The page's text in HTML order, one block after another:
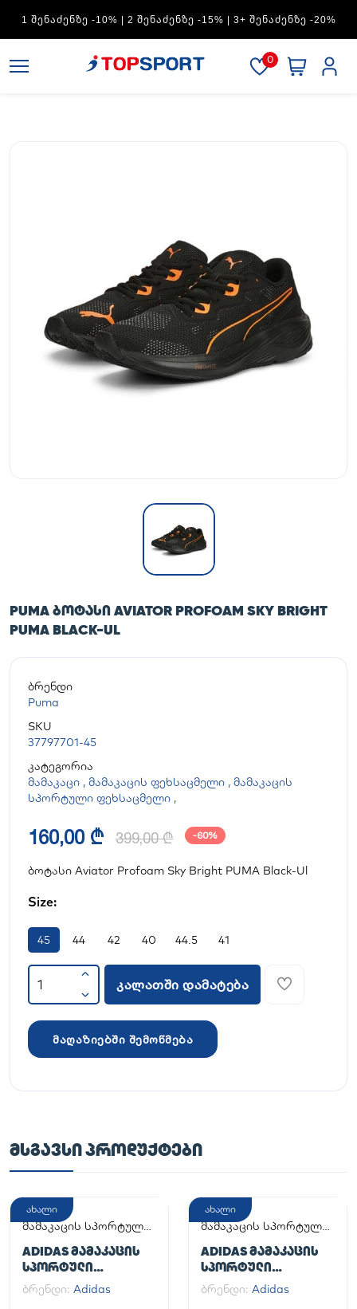
ᲨᲔᲜᲐᲫᲔᲜᲖᲔ -30%
0
PUMA ᲑᲝᲢᲐᲡᲘ AVIATOR PROFOAM SKY BRIGHT
PUMA BLACK-UL
ბრენდი
Puma
SKU
37797701-45
კატეგორია
მამაკაცი , მამაკაცის ფეხსაცმელი , მამაკაცის
სპორტული ფეხსაცმელი ,
160,00 ₾ 399,00 ₾ -60%
ბოტასი Aviator Profoam Sky Bright PUMA Black-Ul
Size:
45 44 42 40 44.5 41
კალათში დამატება
მაღაზიებში შემოწმება
ᲛᲡᲒᲐᲕᲡᲘ ᲞᲠᲝᲓᲣᲥᲢᲔᲑᲘ
ახალი
მამაკაცის სპორტული
ADIDAS ᲛᲐᲛᲐᲙᲐᲪᲘᲡ
ᲡᲞᲝᲠᲢᲣᲚᲘ
ᲤᲔᲮᲡᲐᲪᲛᲔᲚᲘ
ADILETTE
ბრენდი: Adidas
ახალი
მამაკაცის სპორტული
ADIDAS ᲛᲐᲛᲐᲙᲐᲪᲘᲡ
ᲡᲞᲝᲠᲢᲣᲚᲘ
ᲤᲔᲮᲡᲐᲪᲛᲔᲚᲘ
HANDBALL SPEZIAL
ბრენდი: Adidas